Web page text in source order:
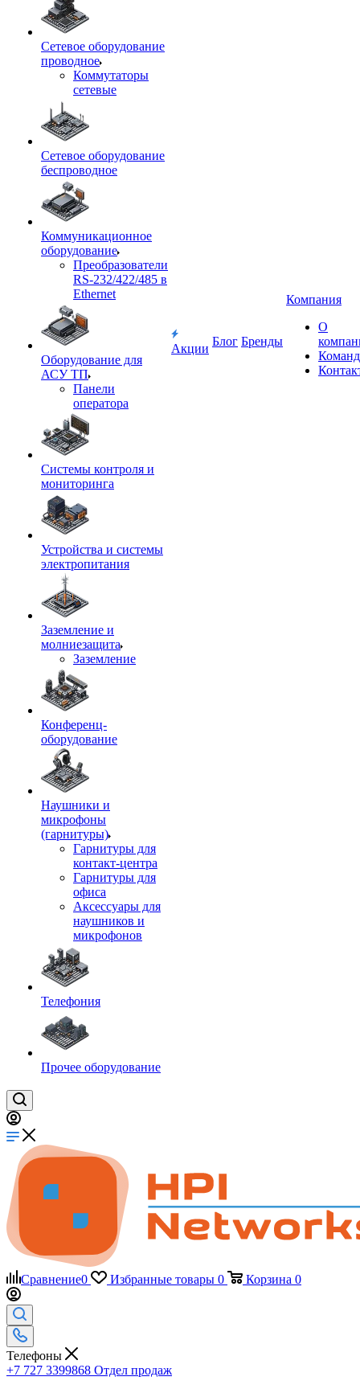
Сетевое оборудование
проводное
Коммутаторы
сетевые
Сетевое оборудование
беспроводное
Коммуникационное
оборудование
Преобразователи
RS-232/422/485 в
Ethernet
Оборудование для
АСУ ТП
Панели
оператора
Системы контроля и
мониторинга
Устройства и системы
электропитания
Заземление и
молниезащита
Заземление
Конференц-
оборудование
Наушники и
микрофоны
(гарнитуры)
Гарнитуры для
контакт-центра
Гарнитуры для
офиса
Аксессуары для
наушников и
микрофонов
Телефония
Прочее оборудование
Акции
Блог Бренды
Компания
О
Сравнение0 Избранные товары 0 Корзина 0
Телефоны
+7 727 3399868 Отдел продаж